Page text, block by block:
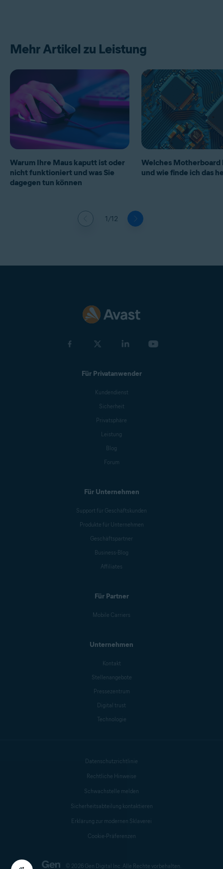
Mehr Artikel zu Leistung
1/12
Warum Ihre Maus kaputt ist oder
nicht funktioniert und was Sie
dagegen tun können
Welches Motherboard
und wie finde ich das
Für Privatanwender
Kundendienst
Sicherheit
Privatsphäre
Leistung
Blog
Forum
Für Unternehmen
Support für Geschäftskunden
Produkte für Unternehmen
Geschäftspartner
Business-Blog
Affiliates
Für Partner
Mobile Carriers
Unternehmen
Kontakt
Stellenangebote
Pressezentrum
Digital trust
Technologie
© 2026 Gen Digital Inc. Alle Rechte vorbehalten.
Datenschutzrichtlinie
Rechtliche Hinweise
Schwachstelle melden
Sicherheitsabteilung kontaktieren
Erklärung zur modernen Sklaverei
Cookie-Präferenzen